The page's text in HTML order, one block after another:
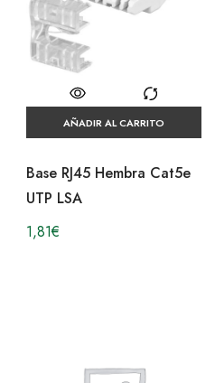
AÑADIR AL CARRITO
Base RJ45 Hembra Cat5e
UTP LSA
1,81€